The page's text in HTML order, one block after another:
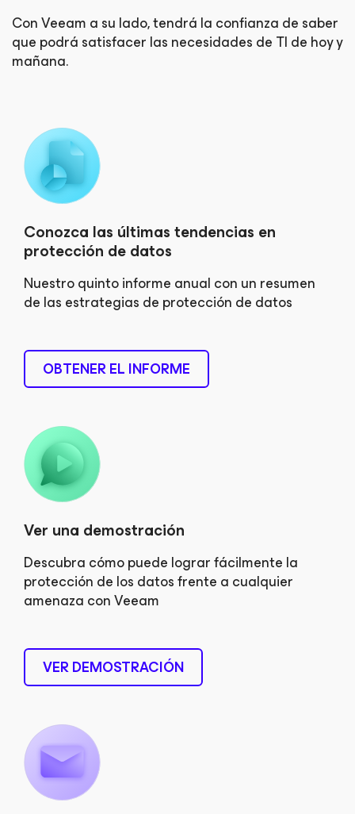
Con Veeam a su lado, tendrá la confianza de saber
que podrá satisfacer las necesidades de TI de hoy y
mañana.
Conozca las últimas tendencias en
protección de datos
Nuestro quinto informe anual con un resumen
de las estrategias de protección de datos
OBTENER EL INFORME
Ver una demostración
Descubra cómo puede lograr fácilmente la
protección de los datos frente a cualquier
amenaza con Veeam
VER DEMOSTRACIÓN